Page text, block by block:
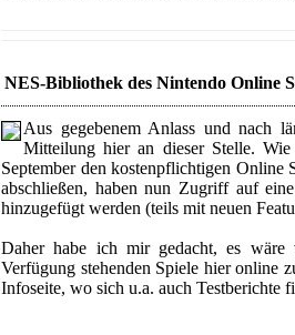
NES-Bibliothek des Nintendo Online
Aus gegebenem Anlass und nach
Mitteilung hier an dieser Stelle.
September den kostenpflichtigen
abschließen, haben nun Zugriff auf
hinzugefügt werden (teils mit neuen
Daher habe ich mir gedacht, es
Verfügung stehenden Spiele hier online
Infoseite, wo sich u.a. auch Testberichte